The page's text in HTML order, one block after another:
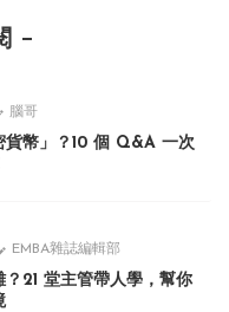
腦哥
貨幣」？10 個 Q&A 一次
EMBA雜誌編輯部
？21 堂主管帶人學，幫你